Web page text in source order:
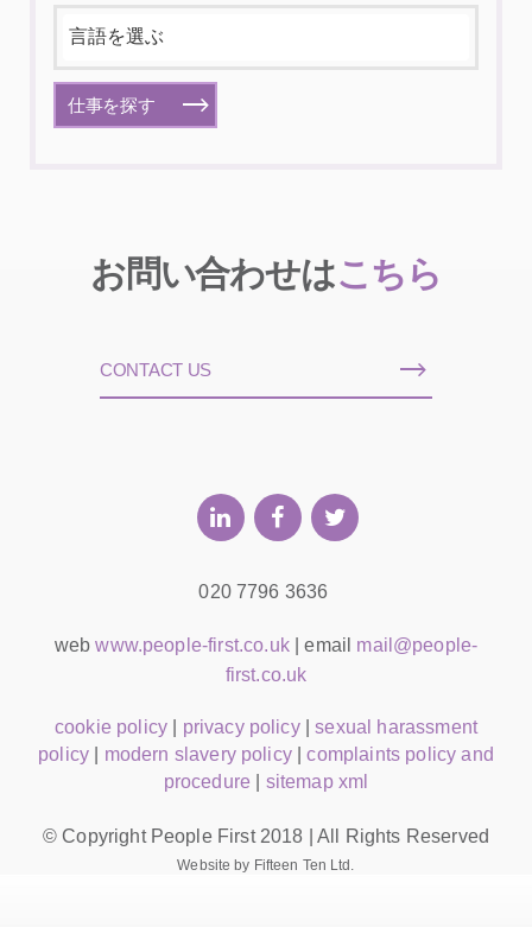
仕事を探す
お問い合わせはこちら
CONTACT US
020 7796 3636
webwww.people-first.co.uk| email mail@people-
first.co.uk
cookie policy privacy policy|sexual harassment
policy
modern slavery policy|complaints policy and
procedure
sitemap xml
© Copyright People First 2018 | All Rights Reserved
Website by Fifteen Ten Ltd.